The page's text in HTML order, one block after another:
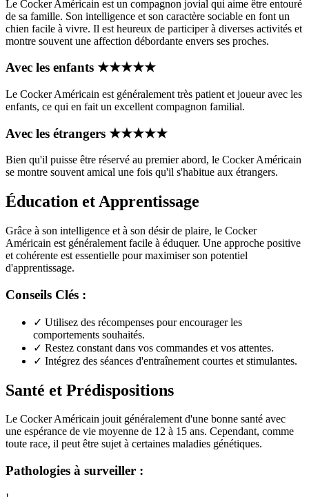
Le Cocker Américain est un compagnon jovial qui aime être entouré
de sa famille. Son intelligence et son caractère sociable en font un
chien facile à vivre. Il est heureux de participer à diverses activités et
montre souvent une affection débordante envers ses proches.
Avec les enfants ★★★★★
Le Cocker Américain est généralement très patient et joueur avec les
enfants, ce qui en fait un excellent compagnon familial.
Avec les étrangers ★★★★★
Bien qu'il puisse être réservé au premier abord, le Cocker Américain
se montre souvent amical une fois qu'il s'habitue aux étrangers.
Éducation et Apprentissage
Grâce à son intelligence et à son désir de plaire, le Cocker
Américain est généralement facile à éduquer. Une approche positive
et cohérente est essentielle pour maximiser son potentiel
d'apprentissage.
Conseils Clés :
✓ Utilisez des récompenses pour encourager les
comportements souhaités.
✓ Restez constant dans vos commandes et vos attentes.
✓ Intégrez des séances d'entraînement courtes et stimulantes.
Santé et Prédispositions
Le Cocker Américain jouit généralement d'une bonne santé avec
une espérance de vie moyenne de 12 à 15 ans. Cependant, comme
toute race, il peut être sujet à certaines maladies génétiques.
Pathologies à surveiller :